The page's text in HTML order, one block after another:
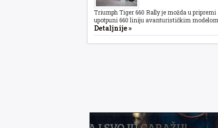
Triumph Tiger 660 Rally je možda u pripremi
upotpuni 660 liniju avanturističkim
Detaljnije »